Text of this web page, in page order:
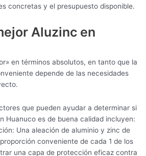
concretas y el presupuesto disponible.
Aluzinc en
en términos absolutos, en tanto que la
depende de las necesidades
que pueden ayudar a determinar si
Huanuco es de buena calidad incluyen:
Una aleación de aluminio y zinc de
conveniente de cada 1 de los
una capa de protección eficaz contra